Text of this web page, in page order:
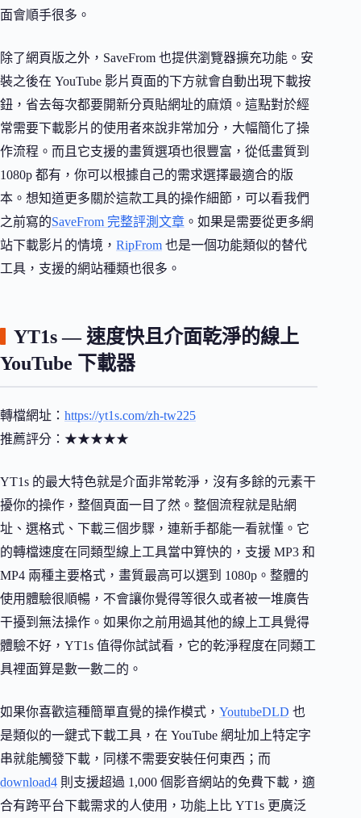
面會順手很多。
除了網頁版之外，SaveFrom 也提供瀏覽器擴充功能。安
裝之後在 YouTube 影片頁面的下方就會自動出現下載按
鈕，省去每次都要開新分頁貼網址的麻煩。這點對於經
常需要下載影片的使用者來說非常加分，大幅簡化了操
作流程。而且它支援的畫質選項也很豐富，從低畫質到
1080p 都有，你可以根據自己的需求選擇最適合的版
本。想知道更多關於這款工具的操作細節，可以看我們
之前寫的SaveFrom 完整評測文章 。如果是需要從更多網
站下載影片的情境， RipFrom 也是一個功能類似的替代
工具，支援的網站種類也很多。
YT1s — 速度快且介面乾淨的線上
YouTube 下載器
轉檔網址： https://yt1s.com/zh-tw225
推薦評分：★★★★★
YT1s 的最大特色就是介面非常乾淨，沒有多餘的元素干
擾你的操作，整個頁面一目了然。整個流程就是貼網
址、選格式、下載三個步驟，連新手都能一看就懂。它
的轉檔速度在同類型線上工具當中算快的，支援 MP3 和
MP4 兩種主要格式，畫質最高可以選到 1080p。整體的
使用體驗很順暢，不會讓你覺得等很久或者被一堆廣告
干擾到無法操作。如果你之前用過其他的線上工具覺得
體驗不好，YT1s 值得你試試看，它的乾淨程度在同類工
具裡面算是數一數二的。
如果你喜歡這種簡單直覺的操作模式， YoutubeDLD 也
是類似的一鍵式下載工具，在 YouTube 網址加上特定字
串就能觸發下載，同樣不需要安裝任何東西；而
download4 則支援超過 1,000 個影音網站的免費下載，適
合有跨平台下載需求的人使用，功能上比 YT1s 更廣泛